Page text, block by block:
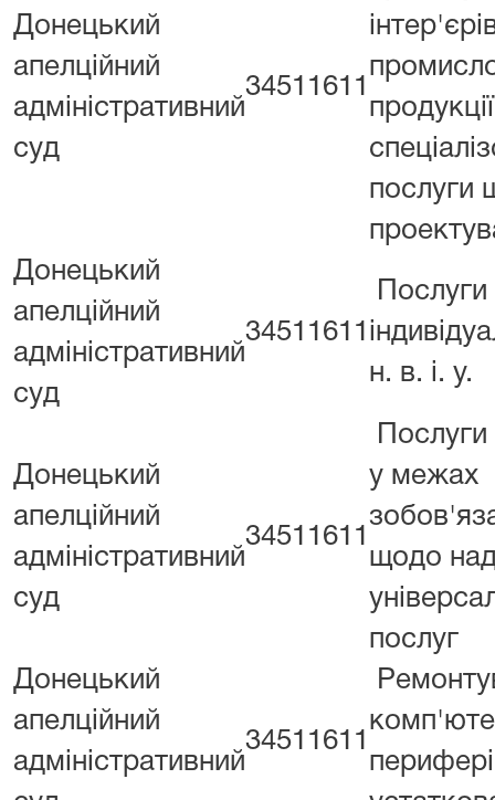
Донецький
апелційний
адміністративний
суд
34511611
послуги
Донецький
апелційний
адміністративний
суд
34511611
Послуги
н. в. і. у.
Донецький
апелційний
адміністративний
суд
34511611
у межах
щодо
послуг
Донецький
апелційний
адміністративний
34511611